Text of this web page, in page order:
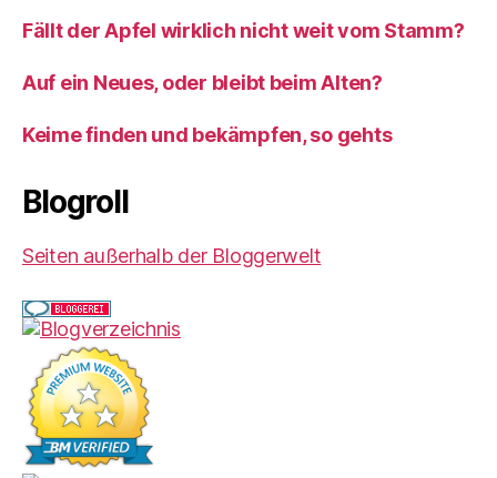
Fällt der Apfel wirklich nicht weit vom Stamm?
Auf ein Neues, oder bleibt beim Alten?
Keime finden und bekämpfen, so gehts
Blogroll
Seiten außerhalb der Bloggerwelt